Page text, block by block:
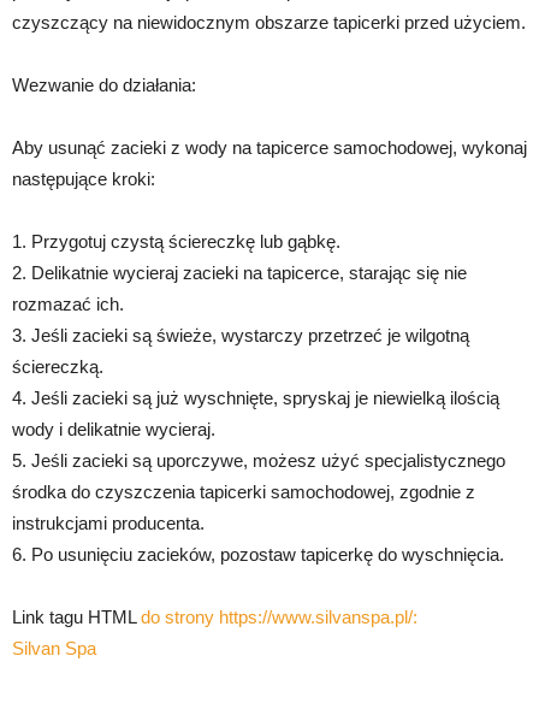
czyszczący na niewidocznym obszarze tapicerki przed użyciem.
Wezwanie do działania:
Aby usunąć zacieki z wody na tapicerce samochodowej, wykonaj
następujące kroki:
1. Przygotuj czystą ściereczkę lub gąbkę.
2. Delikatnie wycieraj zacieki na tapicerce, starając się nie
rozmazać ich.
3. Jeśli zacieki są świeże, wystarczy przetrzeć je wilgotną
ściereczką.
4. Jeśli zacieki są już wyschnięte, spryskaj je niewielką ilością
wody i delikatnie wycieraj.
5. Jeśli zacieki są uporczywe, możesz użyć specjalistycznego
środka do czyszczenia tapicerki samochodowej, zgodnie z
instrukcjami producenta.
6. Po usunięciu zacieków, pozostaw tapicerkę do wyschnięcia.
Link tagu HTMLdo strony https://www.silvanspa.pl/:
Silvan Spa